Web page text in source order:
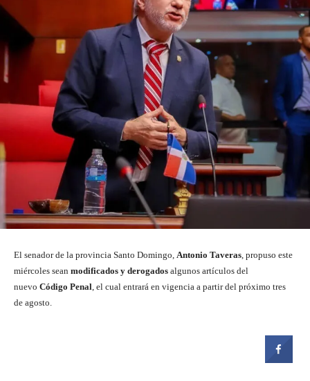
El senador de la provincia Santo Domingo, Antonio Taveras, propuso este
miércoles sean modificados y derogados algunos artículos del
nuevo Código Penal, el cual entrará en vigencia a partir del próximo tres
de agosto.